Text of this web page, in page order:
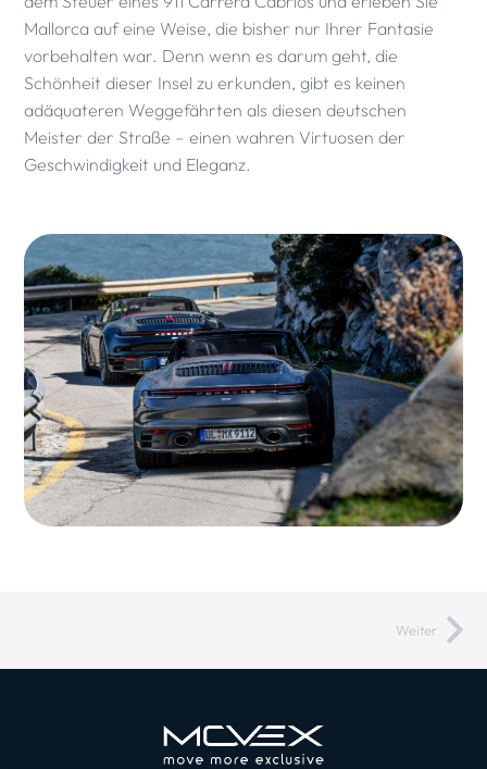
Mallorca auf eine Weise, die bisher nur Ihrer Fantasie
vorbehalten war. Denn wenn es darum geht, die
Schönheit dieser Insel zu erkunden, gibt es keinen
adäquateren Weggefährten als diesen deutschen
Meister der Straße – einen wahren Virtuosen der
Geschwindigkeit und Eleganz.
Weiter